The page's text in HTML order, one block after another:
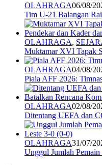
OLAHRAGA06/08/
Tim U-21 Balangan
OLAHRAGA,
Muktamar XVI Tapak
OLAHRAGA04/08/
Piala AFF 2026:
OLAHRAGA02/08/
Ditentang UEFA dan
OLAHRAGA31/07/
Unggul Jumlah